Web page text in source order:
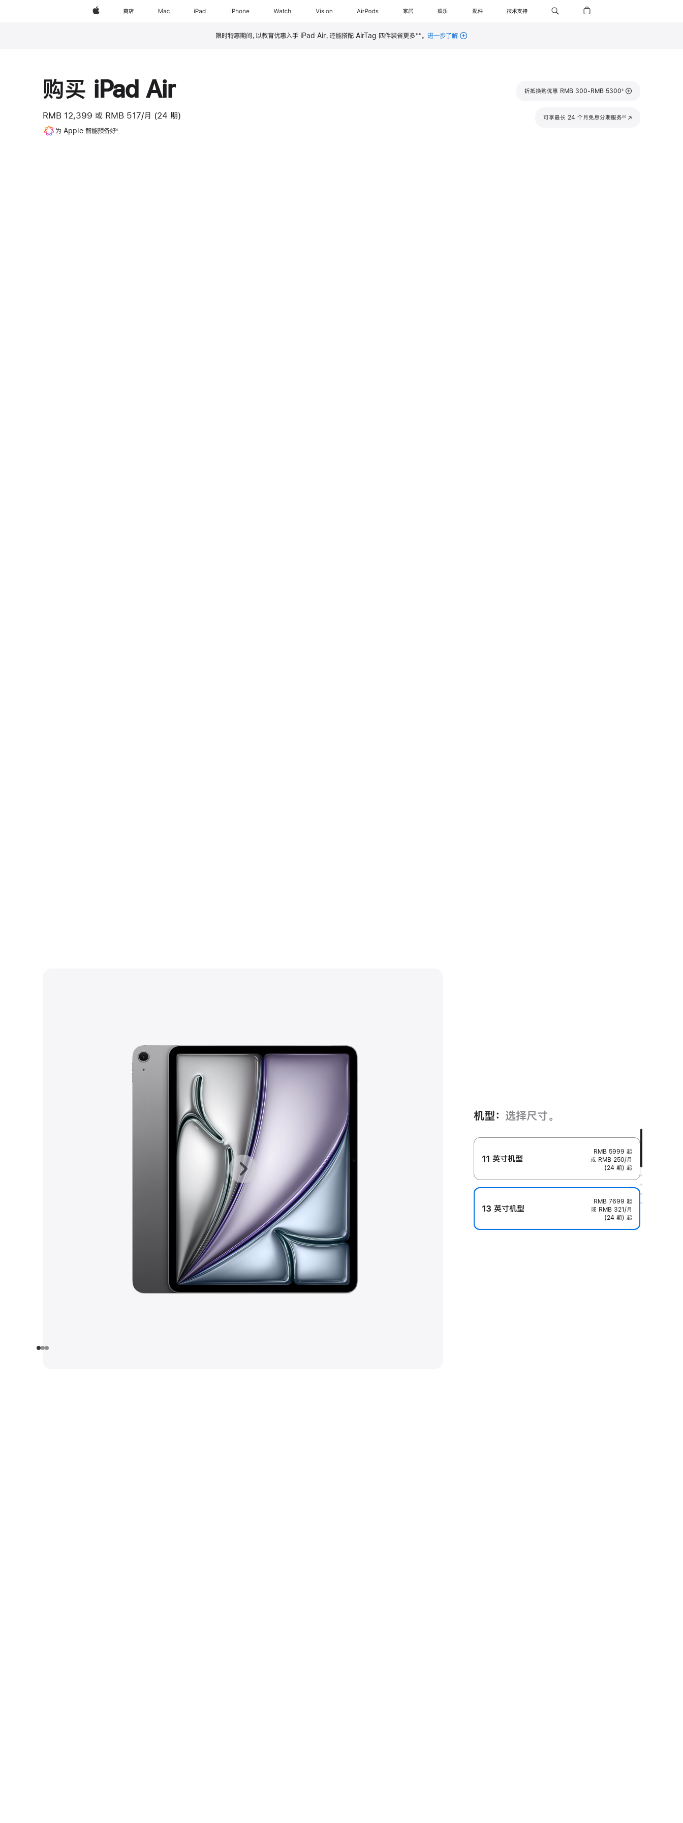
Apple 商店 Mac iPad iPhone Watch Vision AirPods 家居 娱乐 配件 技术支持
限时特惠期间，以教育优惠入手 iPad Air，还能搭配 AirTag 四件装省更多**。 进一步了解
购买 iPad Air
RMB 12,399 或 RMB 517/月 (24 期)
为 Apple 智能预备好∆
折抵换购优惠 RMB 300-RMB 5300注
◊
可享最长 24 个月免息分期服务注
∆∆
(在
上
一
张
图
库
图
片
下
一
张
图
库
图
片
机型： 选择尺寸。
11 英寸机型
RMB 5999 起
或 RMB 250/月
(24 期) 起
13 英寸机型
RMB 7699 起
或 RMB 321/月
(24 期) 起